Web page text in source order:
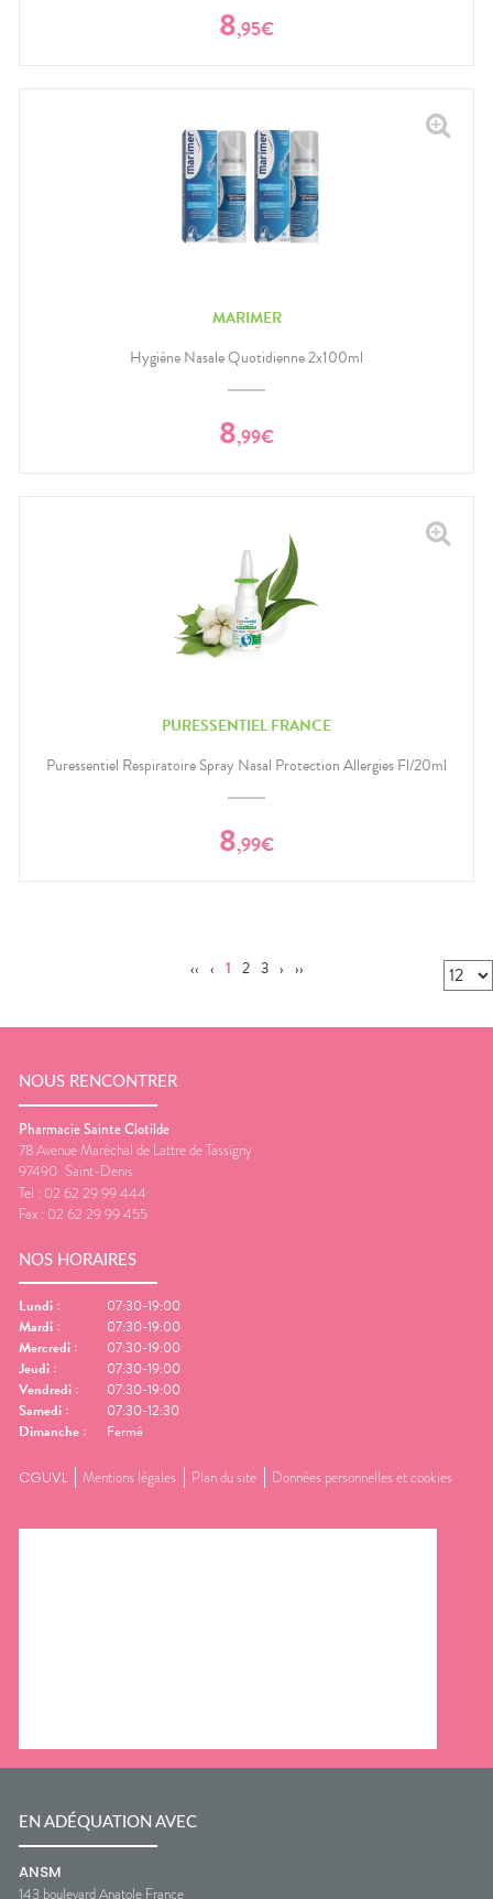
8,95€
MARIMER
Hygiène Nasale Quotidienne 2x100ml
8,99€
PURESSENTIEL FRANCE
Puressentiel Respiratoire Spray Nasal Protection Allergies Fl/20ml
8,99€
‹‹ ‹ 1 2 3 › ››
NOUS RENCONTRER
Pharmacie Sainte Clotilde
78 Avenue Maréchal de Lattre de Tassigny
97490 Saint-Denis
Tel : 02 62 29 99 444
Fax : 02 62 29 99 455
NOS HORAIRES
Lundi :
07:30-19:00
Mardi :
07:30-19:00
Mercredi :
07:30-19:00
Jeudi :
07:30-19:00
Vendredi :
07:30-19:00
Samedi :
07:30-12:30
Dimanche : Fermé
CGUVL Mentions légales Plan du site Données personnelles et cookies
EN ADÉQUATION AVEC
ANSM
143 boulevard Anatole France